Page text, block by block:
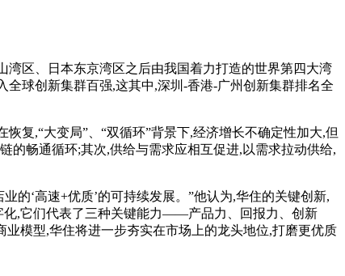
区、日本东京湾区之后由我国着力打造的世界第四大湾
球创新集群百强,这其中,深圳-香港-广州创新集群排名全
,“大变局”、“双循环”背景下,经济增长不确定性加大,但
的畅通循环;其次,供给与需求应相互促进,以需求拉动供给,
‘高速+优质’的可持续发展。”他认为,华住的关键创新,
,它们代表了三种关键能力——产品力、回报力、创新
模型,华住将进一步夯实在市场上的龙头地位,打磨更优质